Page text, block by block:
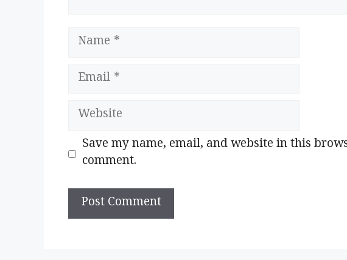
Name
Email
Website
Save my name, email, and website in this
comment.